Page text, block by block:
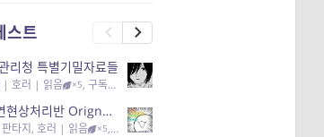
스트
리청 특별기밀자료들
| 호러 | 읽음 ×5, 구독 , 응원95, 리뷰3
처리반 Orignal + True Ending
판타지, 호러 | 읽음 ×5, 구독 , 응원6